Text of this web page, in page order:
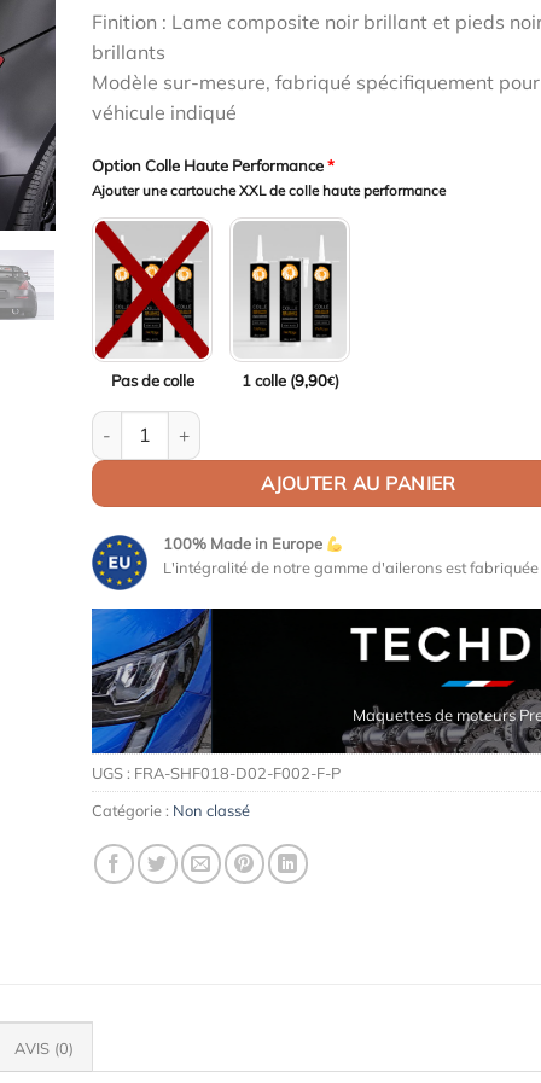
1598,00€.1550,06€.
Finition : Lame composite noir brillant et pieds
brillants
Modèle sur-mesure, fabriqué spécifiquement
véhicule indiqué
Option Colle Haute Performance*
Ajouter une cartouche XXL de colle haute performance
Pas de colle 1 colle (9,90€)
quantité de Aileron Col de cygne V2 pour Nissan
AJOUTER AU PANIER
100% Made in Europe
L'intégralité de notre gamme d'ailerons est fabriquée
Maquettes de moteurs Premium
UGS : FRA-SHF018-D02-F002-F-P
Catégorie : Non classé
AVIS (0)